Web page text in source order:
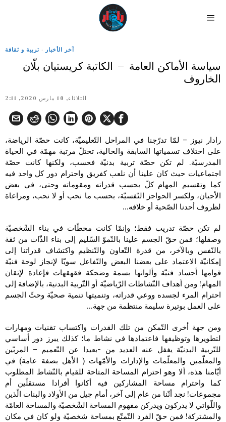
آخر الأخبار · تربية و ثقافة
سياسة الأماكن العامة – الكاتبة كريستيان بلّان
الخاروف
الثلاثاء, 10 مارس 2020, 2:11
رادار نيوز – لمّا تدرّجنا في المراحل التّعليميّة، كانت حصّة الرياضة،
على اختلاف تسمياتها السابقة والحالية، تحتلّ مرتبة مهمّة في الحياة
المدرسيّة. لم تكن حصّة تربية بدنيّة فحسب، ولكنها كانت حصّة
اجتماعيات حيث كان علينا أن نلعب كفريق واحترام دور كل واحد فيه
كما وتقسيم المهام كلّ بحسب قدراته ومقوماته وحتى، في بعض
الأحيان، ولكسر الحواجز النّفسيّة، بحسب ما نحب أو لا نحب، ومراعاة
لظروف أحدنا الصّحية أو خلافه…
لم تكن حصّة تدريب فقط؛ وإنمّا كانت محطّات في بناء الشّخصيّة
وصقلها؛ فمن حقّ الجسم علينا بالنّموّ السّليم إلى بناء الذّات من ثقة
بالنّفس وبالآخر، من قدرة التّعاون والتّنظيم واكتشاف قدراتنا إلى
إمكانيّة الاعتماد على بعضنا البعض والتّفاعل سويّا لإنجاز لوحة فنيّة
قوامها أجساد فتيّة وألوانها بسمة وضحكة فقهقهات فإعادة لإتقان
المهام! ومن أهداف النّشاطات الرّياضيّة أو التّربية البدنية، بالإضافة إلى
احترام المرء لجسده ووعي قدراته، وتنميتها تنمية صحيّة وحثّ الجسم
على العمل بوتيرة سليمة منتظمة من جهة…
ومن جهة أخرى التّمكن من تلك القدرات واكتساب تقنيات ومهارات
لتطويرها وتوظيفها فاعتمادها في نشاط ما؛ كذلك يبرز دور أساسي
للتّربية البدنيّة يغفل عنه العديد من -بعيدا عن التّعميم – المربّين
والمعلّمين والمعلّمات والإدارات والأمّهات ( الأهل بصفة عامة) في
أيّامنا هذه، ألا وهو احترام المساحة المتاحة للقيام بالنّشاط المطلوب
كما واحترام مساحة المشاركين فيه أكانوا أفرادا مستقلّين أم
مجموعات! نجد أنّنا من عام إلى آخر، أمام جيل من الأولاد والبنات الّذين
واللّواتي لا يدركون ويدركن مفهوم المساحة الشّخصيّة والمساحة العامّة
والمشتركة! فمن حقّ الفرد التّمتّع بمساحة شخصيّة ولو كان في مكان